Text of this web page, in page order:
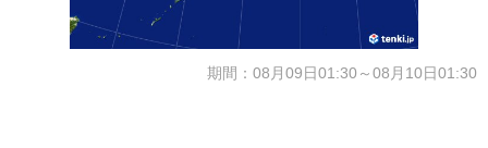
期間：08月09日01:30～08月10日01:30